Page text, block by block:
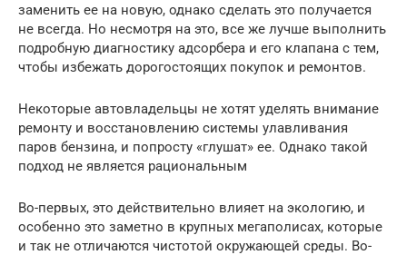
заменить ее на новую, однако сделать это получается
не всегда. Но несмотря на это, все же лучше выполнить
подробную диагностику адсорбера и его клапана с тем,
чтобы избежать дорогостоящих покупок и ремонтов.
Некоторые автовладельцы не хотят уделять внимание
ремонту и восстановлению системы улавливания
паров бензина, и попросту «глушат» ее. Однако такой
подход не является рациональным
Во-первых, это действительно влияет на экологию, и
особенно это заметно в крупных мегаполисах, которые
и так не отличаются чистотой окружающей среды. Во-